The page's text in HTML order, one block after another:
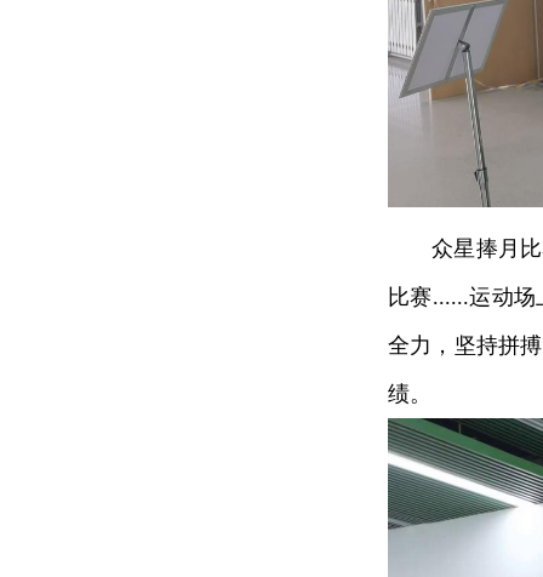
众星捧月
比赛......运动
全力，坚持拼
绩。